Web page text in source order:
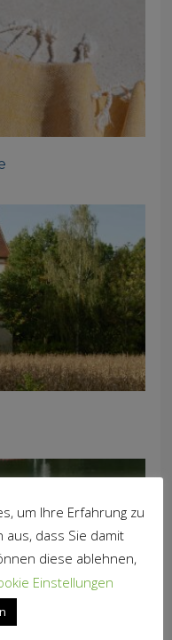
um Ihre Erfahrung zu
dass Sie damit
diese ablehnen,
Einstellungen